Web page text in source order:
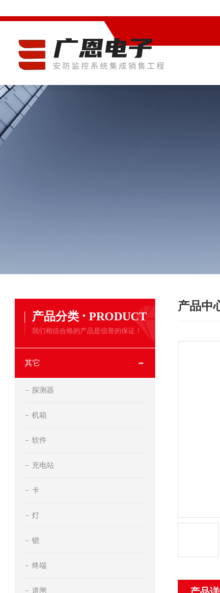
产品分类 · PRODUCT
我们相信合格的产品是信誉的保证！
其它
探测器
机箱
软件
充电站
卡
灯
锁
终端
道闸
产品中